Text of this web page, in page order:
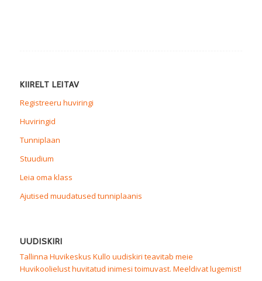
KIIRELT LEITAV
Registreeru huviringi
Huviringid
Tunniplaan
Stuudium
Leia oma klass
Ajutised muudatused tunniplaanis
UUDISKIRI
Tallinna Huvikeskus Kullo uudiskiri teavitab meie
Huvikoolielust huvitatud inimesi toimuvast. Meeldivat lugemist!